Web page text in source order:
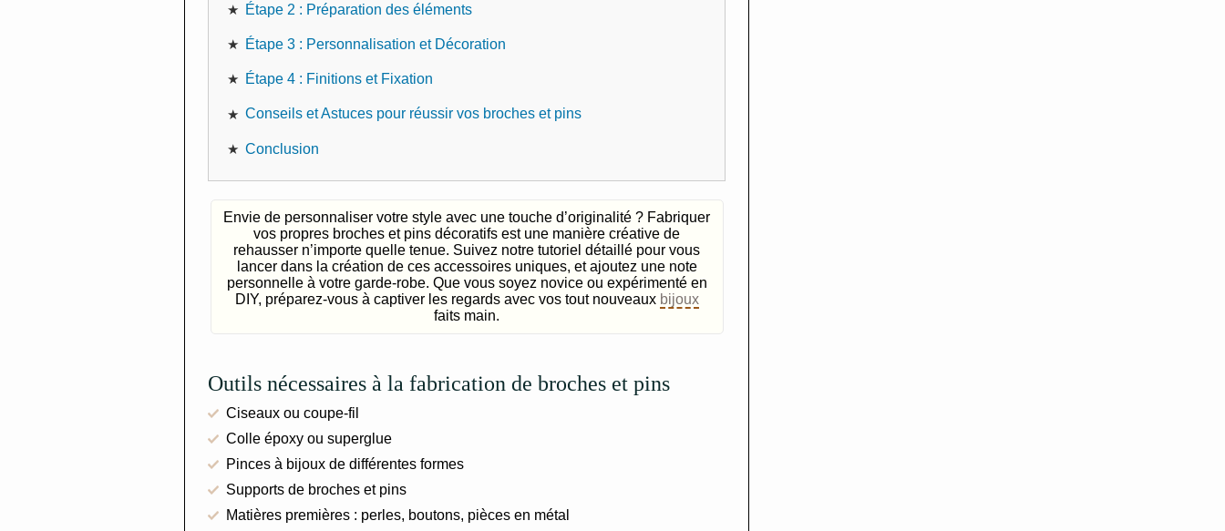
Étape 2 : Préparation des éléments
Étape 3 : Personnalisation et Décoration
Étape 4 : Finitions et Fixation
Conseils et Astuces pour réussir vos broches et pins
Conclusion
Envie de personnaliser votre style avec une touche d’originalité ? Fabriquer
vos propres broches et pins décoratifs est une manière créative de
rehausser n’importe quelle tenue. Suivez notre tutoriel détaillé pour vous
lancer dans la création de ces accessoires uniques, et ajoutez une note
personnelle à votre garde-robe. Que vous soyez novice ou expérimenté en
DIY, préparez-vous à captiver les regards avec vos tout nouveaux bijoux
faits main.
Outils nécessaires à la fabrication de broches et pins
Ciseaux ou coupe-fil
Colle époxy ou superglue
Pinces à bijoux de différentes formes
Supports de broches et pins
Matières premières : perles, boutons, pièces en métal